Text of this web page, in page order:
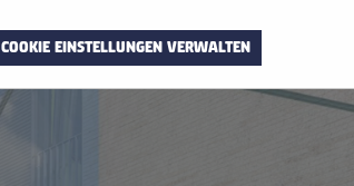
ÜBER UNS
IMPRESSIONEN
HERSTELLER UND PARTNER
COOKIE EINSTELLUNGEN VERWALTEN